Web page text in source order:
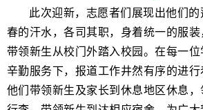
此次迎新，志愿者们展现出他们
春的汗水，各司其职，身着统一的服装
带领新生从校门外踏入校园。在每一
辛勤服务下，报道工作井然有序的进行
他们带领新生及家长到休息地区休息